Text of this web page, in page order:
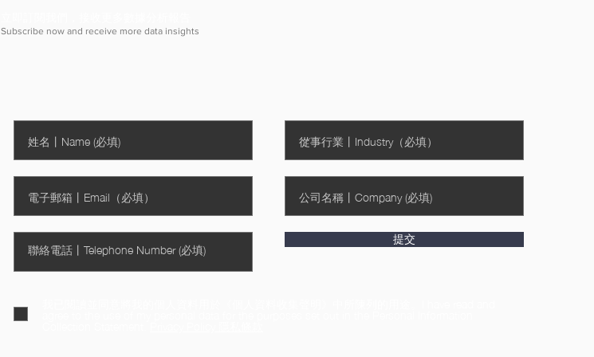
Subscribe now and receive more data insights
提交